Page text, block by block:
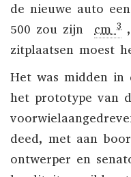
de nieuwe auto
500 zou zijn cm3
zitplaatsen moest
Het was midden in
het prototype van
deed, met aan
ontwerper en